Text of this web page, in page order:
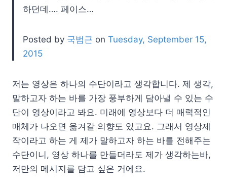
하던데…. 페이스…
Posted by 국범근 on Tuesday, September 15,
2015
저는 영상은 하나의 수단이라고 생각합니다. 제 생각,
말하고자 하는 바를 가장 풍부하게 담아낼 수 있는 수
단이 영상이라고 봐요. 미래에 영상보다 더 매력적인
매체가 나오면 옮겨갈 의향도 있고요. 그래서 영상제
작이라고 하는 게 제가 말하고자 하는 바를 전해주는
수단이니, 영상 하나를 만들더라도 제가 생각하는바,
저만의 메시지를 담고 싶은 거에요.